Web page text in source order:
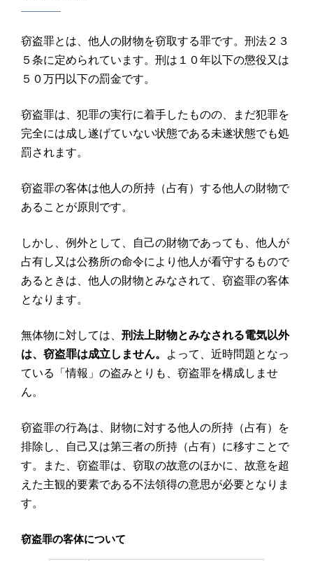
窃盗罪とは、他人の財物を窃取する罪です。刑法２３
５条に定められています。刑は１０年以下の懲役又は
５０万円以下の罰金です。
窃盗罪は、犯罪の実行に着手したものの、まだ犯罪を
完全には成し遂げていない状態である未遂状態でも処
罰されます。
窃盗罪の客体は他人の所持（占有）する他人の財物で
あることが原則です。
しかし、例外として、自己の財物であっても、他人が
占有し又は公務所の命令により他人が看守するもので
あるときは、他人の財物とみなされて、窃盗罪の客体
となります。
無体物に対しては、 刑法上財物とみなされる電気以外
は、窃盗罪は成立しません。
よって、近時問題となっ
ている「情報」の盗みとりも、窃盗罪を構成しませ
ん。
窃盗罪の行為は、財物に対する他人の所持（占有）を
排除し、自己又は第三者の所持（占有）に移すことで
す。また、窃盗罪は、窃取の故意のほかに、故意を超
えた主観的要素である不法領得の意思が必要となりま
す。
窃盗罪の客体について